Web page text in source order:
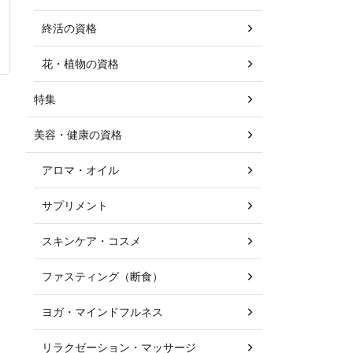
終活の資格
花・植物の資格
特集
美容・健康の資格
アロマ・オイル
サプリメント
スキンケア・コスメ
ファスティング（断食）
ヨガ・マインドフルネス
リラクゼーション・マッサージ